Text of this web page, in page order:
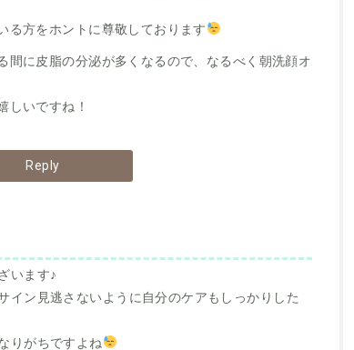
る方をホントに尊敬しております
間に皮脂の分泌が多くなるので、なるべく朝洗顔オ
しいですね！
Reply
います♪
イン見逃さないように自分のケアもしっかりした
りがちですよね